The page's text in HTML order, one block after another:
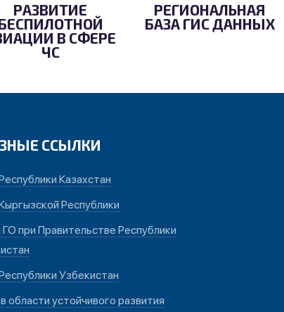
РАЗВИТИЕ
В СФЕРЕ
ЧС
РЕГИОНАЛЬНАЯ
БАЗА ГИС ДАННЫХ
ССЫЛКИ
Казахстан
Республики
при Правительстве Республики
Узбекистан
области устойчивого развития